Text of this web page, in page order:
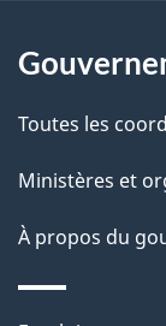
site
Toutes les
Ministères et
À propos du